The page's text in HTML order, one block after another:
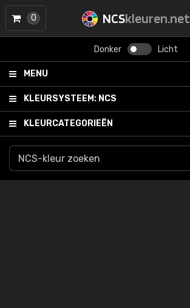
NCSkleuren.net
Donker Licht
MENU
KLEURSYSTEEM: NCS
KLEURCATEGORIEËN
0